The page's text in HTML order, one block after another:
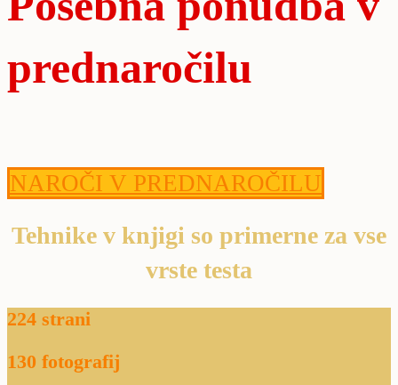
prednaročilu
NAROČI V PREDNAROČILU
Tehnike v knjigi so primerne za vse
vrste testa
224 strani
130 fotografij